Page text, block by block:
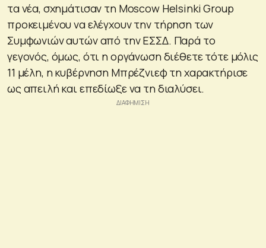
τα νέα, σχημάτισαν τη Moscow Helsinki Group
προκειμένου να ελέγχουν την τήρηση των
Συμφωνιών αυτών από την ΕΣΣΔ. Παρά το
γεγονός, όμως, ότι η οργάνωση διέθετε τότε μόλις
11 μέλη, η κυβέρνηση Μπρέζνιεφ τη χαρακτήρισε
ως απειλή και επεδίωξε να τη διαλύσει.